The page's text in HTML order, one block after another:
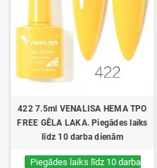
422 7.5ml VENALISA HEMA TPO
FREE GĒLA LAKA. Piegādes laiks
līdz 10 darba dienām
Piegādes laiks līdz 10 darba